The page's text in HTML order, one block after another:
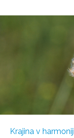
Krajina v